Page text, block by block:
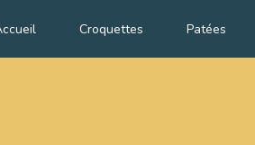
Croquettes Patées